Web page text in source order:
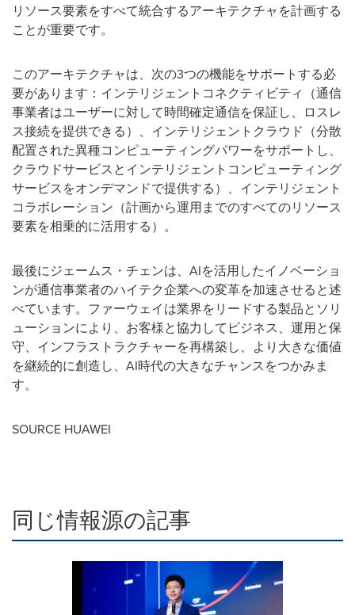
リソース要素をすべて統合するアーキテクチャを計画する
ことが重要です。
このアーキテクチャは、次の3つの機能をサポートする必
要があります：インテリジェントコネクティビティ（通信
事業者はユーザーに対して時間確定通信を保証し、ロスレ
ス接続を提供できる）、インテリジェントクラウド（分散
配置された異種コンピューティングパワーをサポートし、
クラウドサービスとインテリジェントコンピューティング
サービスをオンデマンドで提供する）、インテリジェント
コラボレーション（計画から運用までのすべてのリソース
要素を相乗的に活用する）。
最後にジェームス・チェンは、AIを活用したイノベーショ
ンが通信事業者のハイテク企業への変革を加速させると述
べています。ファーウェイは業界をリードする製品とソリ
ューションにより、お客様と協力してビジネス、運用と保
守、インフラストラクチャーを再構築し、より大きな価値
を継続的に創造し、AI時代の大きなチャンスをつかみま
す。
SOURCE HUAWEI
同じ情報源の記事